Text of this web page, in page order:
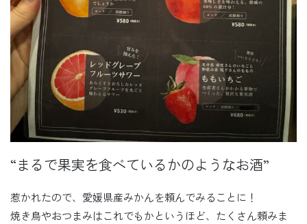
“まるで果実を食べているかのようなお酒”
惹かれたので、愛媛県産みかんを頼んでみることに！
焼き鳥やおつまみはこれでもかというほど、たくさん頼みま